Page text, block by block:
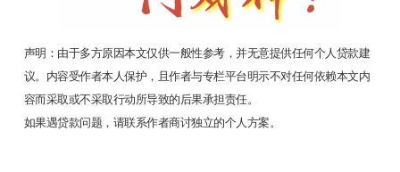
声明：由于多方原因本文仅供一般性参考，并无意提供任何个人贷款建
议。内容受作者本人保护，且作者与专栏平台明示不对任何依赖本文内
容而采取或不采取行动所导致的后果承担责任。
如果遇贷款问题，请联系作者商讨独立的个人方案。